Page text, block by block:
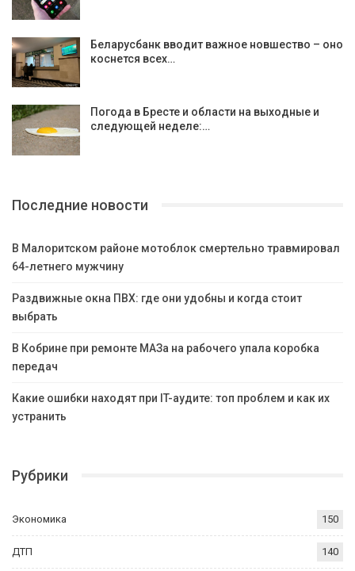
Беларусбанк вводит важное новшество – оно
коснется всех…
Погода в Бресте и области на выходные и
следующей неделе:…
Последние новости
В Малоритском районе мотоблок смертельно травмировал
64-летнего мужчину
Раздвижные окна ПВХ: где они удобны и когда стоит
выбрать
В Кобрине при ремонте МАЗа на рабочего упала коробка
передач
Какие ошибки находят при IT-аудите: топ проблем и как их
устранить
Рубрики
Экономика 150
ДТП 140